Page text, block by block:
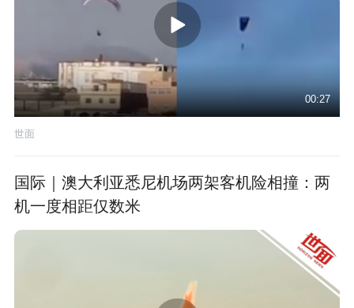
00:27
世面
国际｜澳大利亚悉尼机场两架客机险相撞：两
机一度相距仅数米